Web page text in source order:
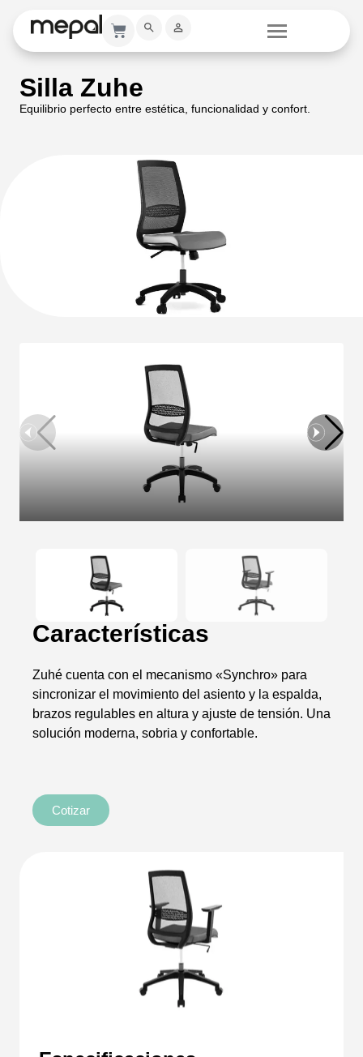
Silla Zuhe
Equilibrio perfecto entre estética, funcionalidad y confort.
Características
Zuhé cuenta con el mecanismo «Synchro» para
sincronizar el movimiento del asiento y la espalda,
brazos regulables en altura y ajuste de tensión. Una
solución moderna, sobria y confortable.
Cotizar